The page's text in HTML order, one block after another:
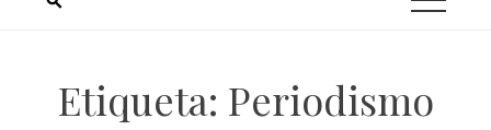
Etiqueta: Periodismo